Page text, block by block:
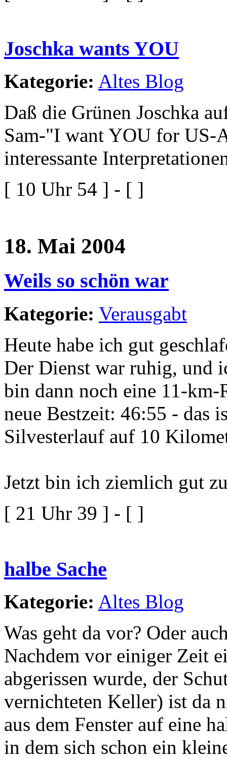
Joschka wants YOU
Kategorie: Altes Blog
Daß die Grünen Joschka
Sam-"I want YOU for US-
interessante
[ 10 Uhr 54 ] - [ ]
18. Mai 2004
Weils so schön war
Kategorie: Verausgabt
Heute habe ich gut
Der Dienst war ruhig, und
bin dann noch eine 11-km-
neue Bestzeit: 46:55 - das
Silvesterlauf auf 10
Jetzt bin ich ziemlich gut
[ 21 Uhr 39 ] - [ ]
halbe Sache
Kategorie: Altes Blog
Was geht da vor? Oder
Nachdem vor einiger Zeit
abgerissen wurde, der
vernichteten Keller) ist da
aus dem Fenster auf eine
in dem sich schon ein